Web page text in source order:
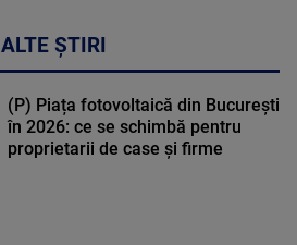
ALTE ȘTIRI
(P) Piața fotovoltaică din București
în 2026: ce se schimbă pentru
proprietarii de case și firme